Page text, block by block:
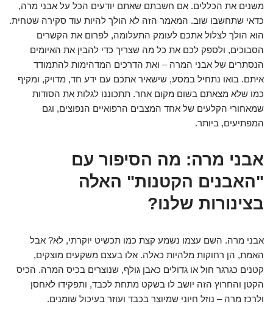
משנים את הכללים. אם חשבתם שאתם יודעים הכל על אבני מרה,
כדאי שתחשבו שוב. המאמר הזה לא הולך להיות עוד סקירה שטחית.
הוא הולך לצלול אתכם לעומק התעלומה, לפרום את הקשרים
הסבוכים, ולספק לכם את כל מה שצריך כדי להבין את האיומים
הנסתרים של אבני המרה – ואת הדרכים המדהימות להתמודד
איתם. בואו נתחיל במסע, שישאיר אתכם עם ידע חד, מדויק, ומקיף
כמו שלא מצאתם בשום מקום אחר. תתכוננו לגלות את הסודות
שמאחורי הקלעים של אחד המצבים הרפואיים הנפוצים, וגם
המפתיעים, ביותר.
אבני מרה: מה הסיפור עם
"האבנים הקטנות" האלה
בצינורות שלנו?
אבני מרה. השם עצמו נשמע קצת כמו תכשיט יוקרתי, לא? אבל
האמת, הן רחוקות מלהיות כאלה. אלו בעצם משקעים מוצקים,
קטנים כגרגר חול או גדולים כאבן גולף, שנוצרים בכיס המרה. הכיס
הקטן והחרוץ הזה יושב לו בשקט מתחת לכבד, ותפקידו לאחסן
ולרכז מרה – נוזל חיוני שמיוצר בכבד ועוזר בעיכול שומנים.